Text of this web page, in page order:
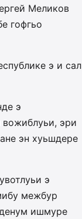
Меликов
гофгьо
э и сал
э
вожиблуьи, эри
эн хуьшдере
э
межбур
ишмуре